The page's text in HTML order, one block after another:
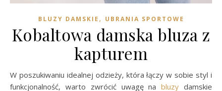
BLUZY DAMSKIE , UBRANIA SPORTOWE
Kobaltowa damska bluza z
kapturem
W poszukiwaniu idealnej odzieży, która łączy w sobie styl i
funkcjonalność, warto zwrócić uwagę nabluzy damskie